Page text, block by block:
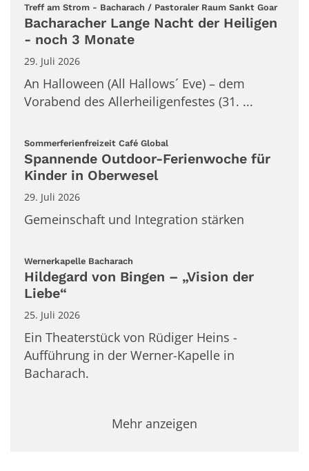
Treff am Strom - Bacharach / Pastoraler Raum Sankt Goar:
Bacharacher Lange Nacht der Heiligen
- noch 3 Monate
29. Juli 2026
An Halloween (All Hallows´ Eve) – dem
Vorabend des Allerheiligenfestes (31. ...
Sommerferienfreizeit Café Global:
Spannende Outdoor-Ferienwoche für
Kinder in Oberwesel
29. Juli 2026
Gemeinschaft und Integration stärken
Wernerkapelle Bacharach
Hildegard von Bingen – „Vision der
Liebe“
25. Juli 2026
Ein Theaterstück von Rüdiger Heins -
Aufführung in der Werner-Kapelle in
Bacharach.
Mehr anzeigen